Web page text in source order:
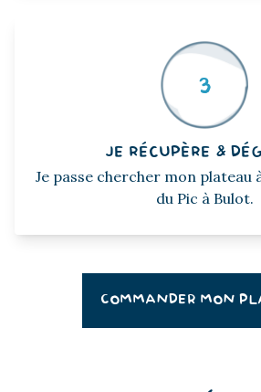
3
JE RÉCUPÈRE &
Je passe chercher mon plateau
du Pic à Bulot.
COMMANDER MON